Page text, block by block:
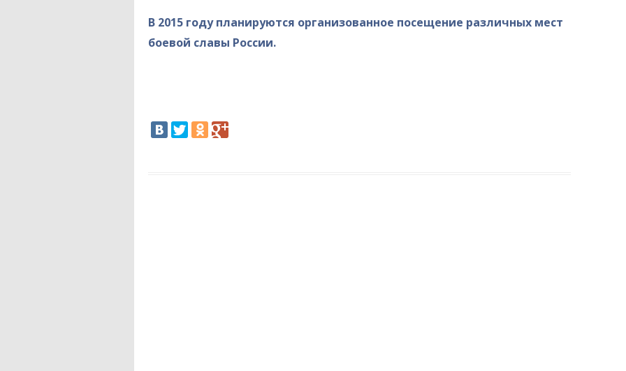
В 2015 году планируются организованное посещение различных мест
боевой славы России.